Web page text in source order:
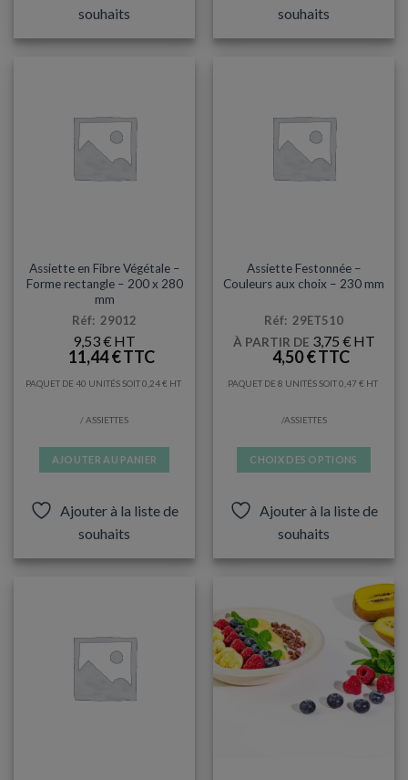
souhaits
souhaits
Assiette en Fibre Végétale –
Forme rectangle – 200 x 280
mm
Réf: 29012
9,53€
11,44€
PAQUET DE 40 UNITÉS SOIT0,24€
/ ASSIETTES
AJOUTER AU PANIER
Ajouter à la liste de
souhaits
Assiette Festonnée –
Couleurs aux choix – 230 mm
Réf: 29ET510
À PARTIR DE 3,75 €
4,50€
PAQUET DE 8 UNITÉS SOIT0,47 €
/ASSIETTES
CHOIX DES OPTIONS
a
plusieurs
variations.
choisies
page
Ajouter à la liste de
souhaits